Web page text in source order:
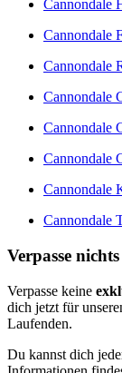
Cannondale
Cannondale
Cannondale
Cannondale
Cannondale
Cannondale
Cannondale
Cannondale
Verpasse
Verpasse keine
dich jetzt für
Laufenden.
Du kannst dich